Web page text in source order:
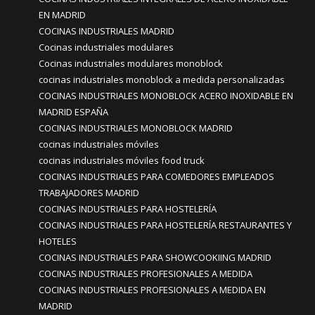
EN MADRID
COCINAS INDUSTRIALES MADRID
Cocinas industriales modulares
Cocinas industriales modulares monoblock
cocinas industriales monoblock a medida personalizadas
COCINAS INDUSTRIALES MONOBLOCK ACERO INOXIDABLE EN
MADRID ESPAÑA
COCINAS INDUSTRIALES MONOBLOCK MADRID
cocinas industriales móviles
cocinas industriales móviles food truck
COCINAS INDUSTRIALES PARA COMEDORES EMPLEADOS
TRABAJADORES MADRID
COCINAS INDUSTRIALES PARA HOSTELERÍA
COCINAS INDUSTRIALES PARA HOSTELERÍA RESTAURANTES Y
HOTELES
COCINAS INDUSTRIALES PARA SHOWCOOKIING MADRID
COCINAS INDUSTRIALES PROFESIONALES A MEDIDA
COCINAS INDUSTRIALES PROFESIONALES A MEDIDA EN
MADRID